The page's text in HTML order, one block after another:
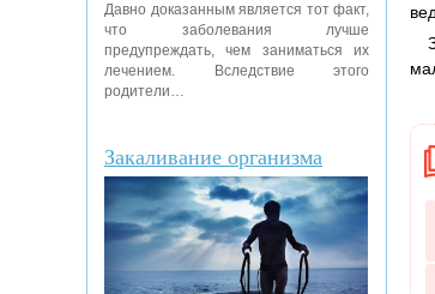
Давно доказанным является тот факт,
что заболевания лучше
предупреждать, чем заниматься их
лечением. Вследствие этого
родители…
Закаливание организма